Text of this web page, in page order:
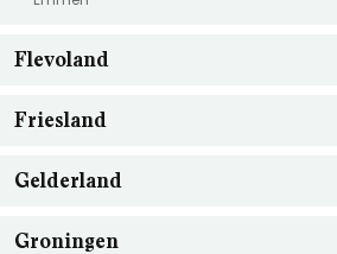
Flevoland
Friesland
Gelderland
Groningen